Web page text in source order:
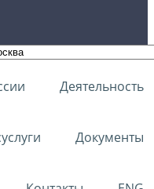
Деятельность
Документы